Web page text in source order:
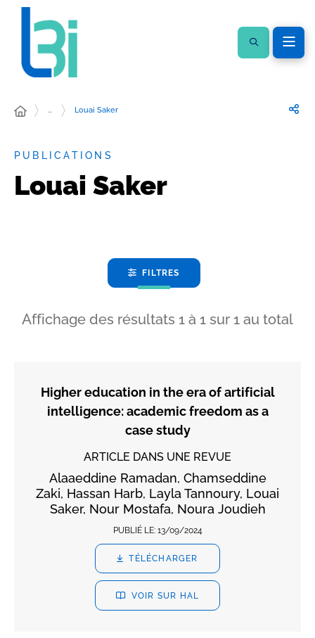
… Louai Saker
PUBLICATIONS
Louai Saker
FILTRES
Affichage des résultats 1 à 1 sur 1 au total
Higher education in the era of artificial
intelligence: academic freedom as a
case study
ARTICLE DANS UNE REVUE
Alaaeddine Ramadan, Chamseddine
Zaki, Hassan Harb, Layla Tannoury, Louai
Saker, Nour Mostafa, Noura Joudieh
PUBLIÉ LE: 13/09/2024
TÉLÉCHARGER
VOIR SUR HAL